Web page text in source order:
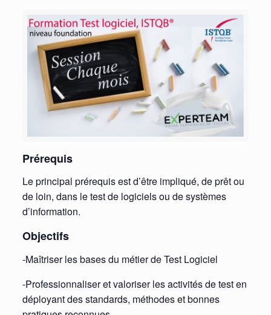
Prérequis
Le principal prérequis est d’être impliqué, de prêt ou
de loin, dans le test de logiciels ou de systèmes
d’information.
Objectifs
-Maîtriser les bases du métier de Test Logiciel
-Professionnaliser et valoriser les activités de test en
déployant des standards, méthodes et bonnes